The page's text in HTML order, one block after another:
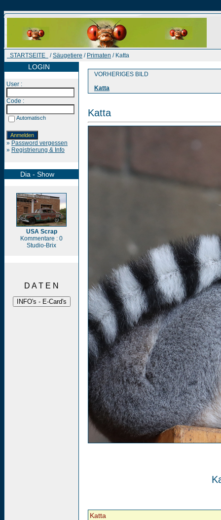
STARTSEITE /Säugetiere / Primaten / Katta
LOGIN
User :
Code :
Automatisch
» Password vergessen
» Registrierung & Info
Dia - Show
USA Scrap
Kommentare : 0
Studio-Brix
D A T E N
VORHERIGES BILD
Katta
Katta
Katta